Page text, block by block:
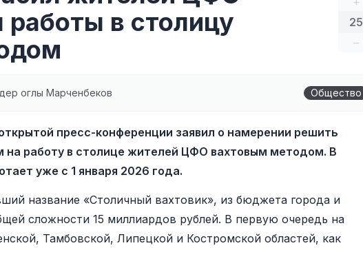
25
–
работы в столицу
оглы Марченбеков Общество
пресс-конференции заявил о намерении решить
на работу в столице жителей ЦФО вахтовым методом. В
уже с 1 января 2026 года.
название «Столичный вахтовик», из бюджета города и
сложности 15 миллиардов рублей. В первую очередь на
Тамбовской, Липецкой и Костромской областей, как